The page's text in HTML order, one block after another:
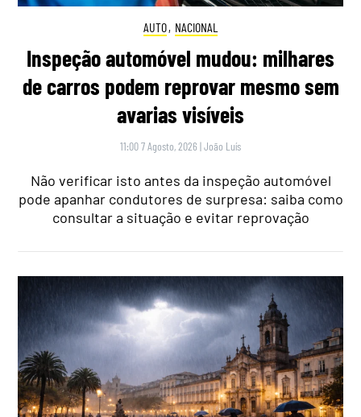
AUTO, NACIONAL
Inspeção automóvel mudou: milhares
de carros podem reprovar mesmo sem
avarias visíveis
11:00 7 Agosto, 2026 |João Luís
Não verificar isto antes da inspeção automóvel
pode apanhar condutores de surpresa: saiba como
consultar a situação e evitar reprovação